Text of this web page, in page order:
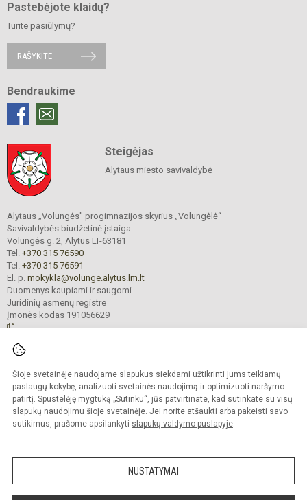
Šioje svetainėje naudojame slapukus siekdami užtikrinti jums teikiamų
paslaugų kokybę, analizuoti svetainės naudojimą ir optimizuoti naršymo
patirtį. Spustelėję mygtuką „Sutinku“, jūs patvirtinate, kad sutinkate su visų
slapukų naudojimu šioje svetainėje. Jei norite atšaukti arba pakeisti savo
sutikimus, prašome apsilankyti slapukų valdymo puslapyje.
NUSTATYMAI
Pastebėjote klaidų?
Turite pasiūlymų?
RAŠYKITE
Bendraukime
Steigėjas
Alytaus miesto savivaldybė
Alytaus „Volungės" progimnazijos skyrius „Volungėlė“
Savivaldybės biudžetinė įstaiga
Volungės g. 2, Alytus LT-63181
Tel. +370 315 76590
Tel. +370 315 76591
El. p. mokykla@volunge.alytus.lm.lt
Duomenys kaupiami ir saugomi
Juridinių asmenų registre
Įmonės kodas 191056629
saugomos.
Kopijuoti turinį be raštiško įstaigos administracijos sutikimo griežtai draudžiama.
Prieinamumo paraiška Slapukų valdymas
Sumanus būdas atnaujinti